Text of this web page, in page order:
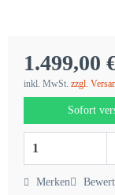
1.499,00
inkl. MwSt. zzgl.
Sofort
Merken